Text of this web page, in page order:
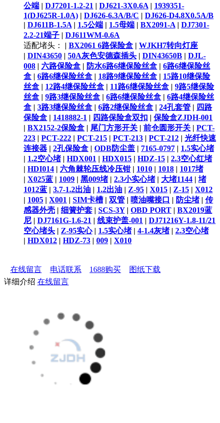
公端 | DJ7201-1.2-21 | DJ621-3X0.6A | 1939351-
1(DJ625R-1.0A) | DJ626-6.3A/B/C | DJ626-D4.8X0.5A/B
| DJ611B-1.5A | 1.5公端 | 1.5母端 | BX2091-A | DJ7301-
2.2-21端子 | DJ611WM-0.6A
适配堵头：
| BX2061 6路保险盒 | WJKH7转向灯座
| DIN43650 | 50A灰色安德森插头 | DIN43650B | DJL-
008 | 六路保险盒 | 防水6路6继保险丝盒 | 6路6继保险丝
盒 | 6路6继保险丝盒 | 18路9继保险丝盒 | 15路10继保险
丝盒 | 12路4继保险丝盒 | 11路6继保险丝盒 | 9路5继保险
丝盒 | 9路3继保险丝盒 | 6路6继保险丝盒 | 6路4继保险丝
盒 | 3路3继保险丝盒 | 6路2继保险丝盒 | 24孔套管 | 四路
保险盒 | 1418882-1 | 四路保险盒双扣 | 保险盒ZJDH-001
| BX2152-2保险盒 | 尾门方形开关 | 前仓圆形开关 | PCT-
223 | PCT-222 | PCT-215 | PCT-213 | PCT-212 | 光纤快速
连接器 | 2孔保险盒 | ODB防尘盖 | 7165-0797 | 1.5实心堵
| 1.2空心堵| HDX001 | HDX015 | HDZ-15 | 2.3空心红堵
| HDI014 | 六角棘轮压线冷压钳| 1010 | 1018 | 1017堵
| X025蓝 | 1009 | 黑009堵| 2.3小实心堵| 大堵1144 | 堵
1012蓝 | 3.7-1.2出油 | 1.2出油 | Z-95 | X015 | Z-15 | X012
| 1005 | X001 | SIM卡槽 | 双管 | 喷油嘴接口 | 防尘堵| 传
感器外壳 | 细簧护套 | SCS-3Y| OBD PORT | BX2019蓝
尼 | DJ7161G-1.6-21 | 线束护盖-001 | DJ71216Y-1.8-11/21
空心堵头 | Z-95实心| 1.5实心堵| 4-1.4灰堵| 2.3空心堵
| HDX012 | HDZ-73 | 009 | X010
在线留言 电话联系 1688购买
图纸下载
详细介绍 在线留言